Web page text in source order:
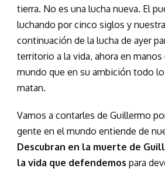
tierra. No es una lucha nueva. El
luchando por cinco siglos y
continuación de la lucha de ayer
territorio a la vida, ahora en
mundo que en su ambición todo
matan.
Vamos a contarles de Guillermo
gente en el mundo entiende de
Descubran en la muerte de
la vida que defendemos para